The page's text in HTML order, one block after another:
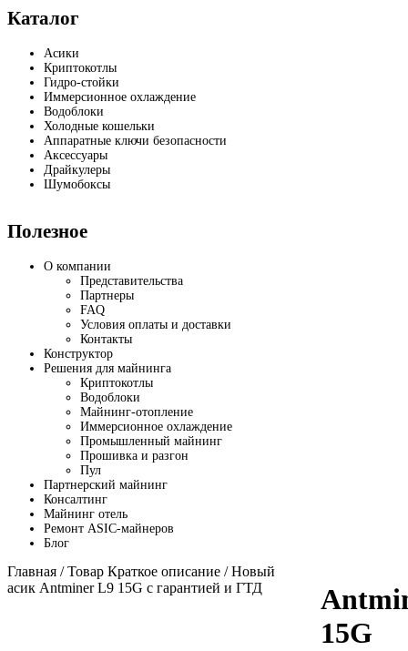
Каталог
Асики
Криптокотлы
Гидро-стойки
Иммерсионное охлаждение
Водоблоки
Холодные кошельки
Аппаратные ключи безопасности
Аксессуары
Драйкулеры
Шумобоксы
Полезное
О компании
Представительства
Партнеры
FAQ
Условия оплаты и доставки
Контакты
Конструктор
Решения для майнинга
Криптокотлы
Водоблоки
Майнинг-отопление
Иммерсионное охлаждение
Промышленный майнинг
Прошивка и разгон
Пул
Партнерский майнинг
Консалтинг
Майнинг отель
Ремонт ASIC-майнеров
Блог
Главная / Товар Краткое описание / Новый
асик Antminer L9 15G с гарантией и ГТД
15G